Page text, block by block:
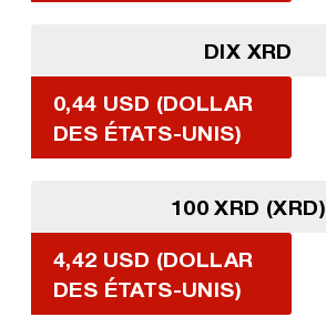
DIX XRD
0,44 USD (DOLLAR
DES ÉTATS-UNIS)
100 XRD (XRD)
4,42 USD (DOLLAR
DES ÉTATS-UNIS)